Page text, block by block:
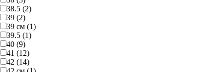
38.5 (2)
39 (2)
39 см (1)
39.5 (1)
40 (9)
41 (12)
42 (14)